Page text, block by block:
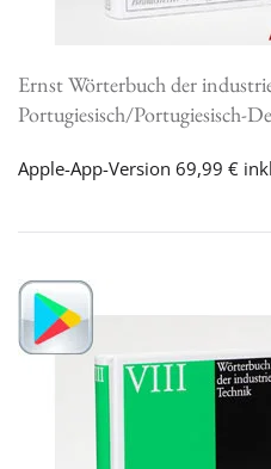
Ernst Wörterbuch der
Portugiesisch/Portugiesisch-
Apple-App-Version 69,99 €